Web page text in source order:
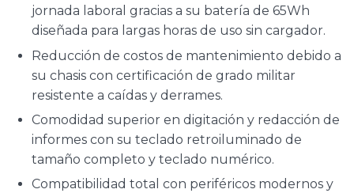
jornada laboral gracias a su batería de 65Wh
diseñada para largas horas de uso sin cargador.
Reducción de costos de mantenimiento debido a
su chasis con certificación de grado militar
resistente a caídas y derrames.
Comodidad superior en digitación y redacción de
informes con su teclado retroiluminado de
tamaño completo y teclado numérico.
Compatibilidad total con periféricos modernos y